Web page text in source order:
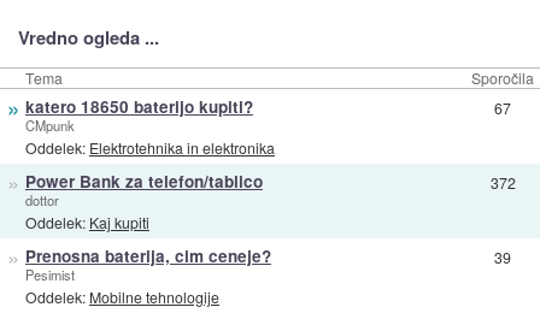
Vredno ogleda ...
Tema Sporočila
» katero 18650 baterijo kupiti?
CMpunk
Oddelek: Elektrotehnika in elektronika
67
» Power Bank za telefon/tablico
dottor
Oddelek: Kaj kupiti
372
» Prenosna baterija, cim ceneje?
Pesimist
Oddelek: Mobilne tehnologije
39